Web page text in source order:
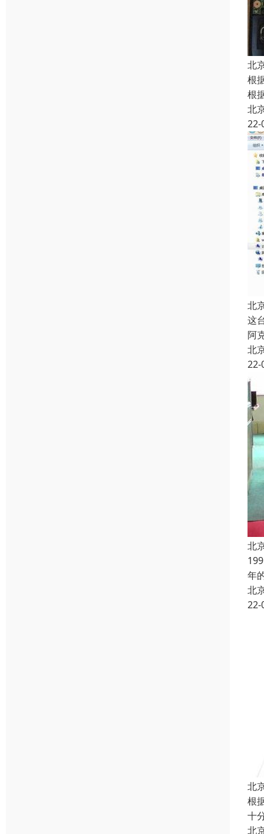
北
根
根
北
22-
北
这
阿
北
22-
北
年
北
22-
北
根
十
北